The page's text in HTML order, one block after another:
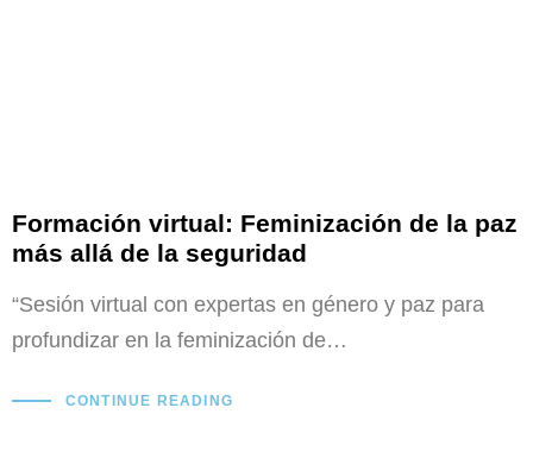
Formación virtual: Feminización de la paz
más allá de la seguridad
“Sesión virtual con expertas en género y paz para
profundizar en la feminización de…
CONTINUE READING